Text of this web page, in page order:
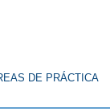
DE PRÁCTICA